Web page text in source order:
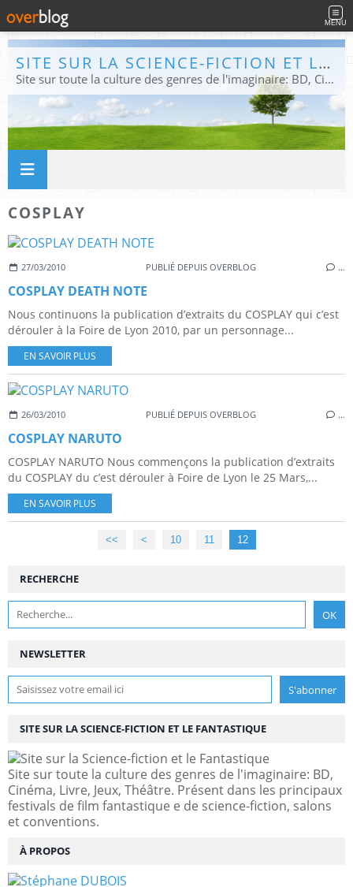
MENU
SITE SUR LA SCIENCE-FICTION ET LE FANTASTIQUE
Site sur toute la culture des genres de l'imaginaire: BD, Cinéma, Livre, Jeux, Théâtre. Présent dans les principaux festivals de film fantastique e de science-fiction, salons et conventions.
COSPLAY
27/03/2010 PUBLIÉ DEPUIS OVERBLOG …
COSPLAY DEATH NOTE
Nous continuons la publication d’extraits du COSPLAY qui c’est
dérouler à la Foire de Lyon 2010, par un personnage...
EN SAVOIR PLUS
26/03/2010 PUBLIÉ DEPUIS OVERBLOG …
COSPLAY NARUTO
COSPLAY NARUTO Nous commençons la publication d’extraits
du COSPLAY du c’est dérouler à Foire de Lyon le 25 Mars,...
EN SAVOIR PLUS
<< < 10 11 12
NEWSLETTER
RECHERCHE
SITE SUR LA SCIENCE-FICTION ET LE FANTASTIQUE
Site sur toute la culture des genres de l'imaginaire: BD,
Cinéma, Livre, Jeux, Théâtre. Présent dans les principaux
festivals de film fantastique e de science-fiction, salons
et conventions.
À PROPOS